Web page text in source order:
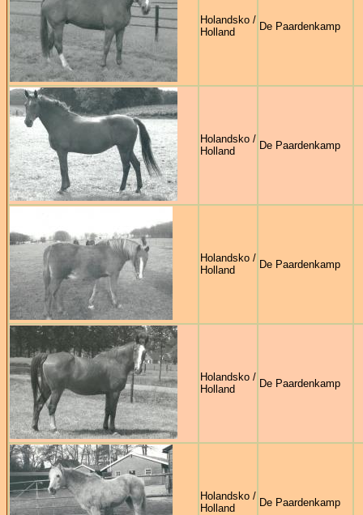
Holandsko /
Holland
De Paardenkamp
Holandsko /
Holland
De Paardenkamp
Holandsko /
Holland
De Paardenkamp
Holandsko /
Holland
De Paardenkamp
Holandsko /
Holland
De Paardenkamp